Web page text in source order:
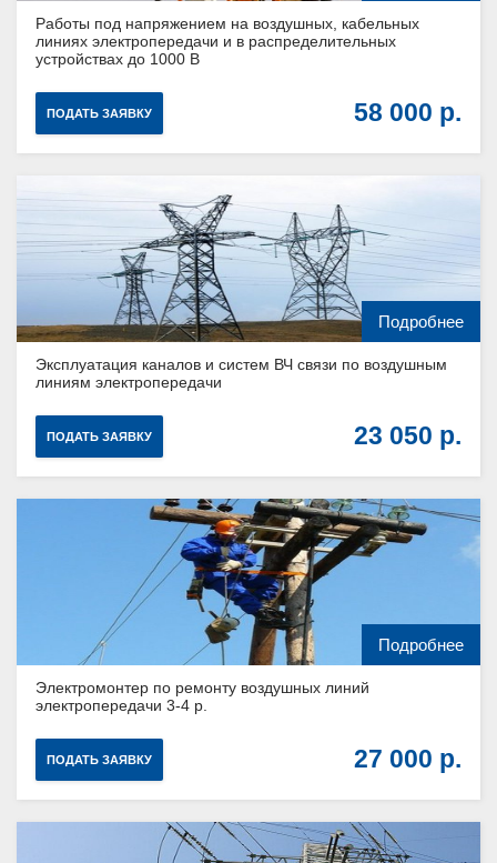
Работы под напряжением на воздушных, кабельных
линиях электропередачи и в распределительных
устройствах до 1000 В
ПОДАТЬ ЗАЯВКУ 58 000
Подробнее
Эксплуатация каналов и систем ВЧ связи по воздушным
линиям электропередачи
ПОДАТЬ ЗАЯВКУ 23 050
Подробнее
Электромонтер по ремонту воздушных линий
электропередачи 3-4 р.
ПОДАТЬ ЗАЯВКУ 27 000